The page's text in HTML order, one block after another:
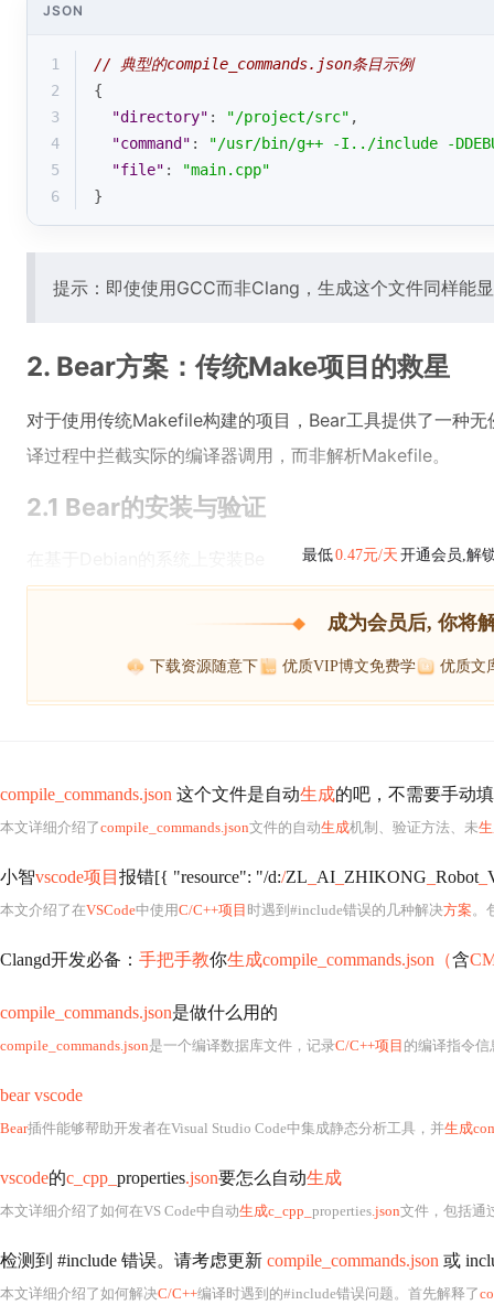
JSON
1
// 典型的compile_commands.json条目示例
2
{
3
"directory" : "/project/src" ,
4
"command" :
"/usr/bin/g++ -I../include -
5
"file" :
"main.cpp"
6
}
提示：即使使用GCC而非Clang，生成这个文件同样能
2. Bear方案：传统Make项目的救星
对于使用传统Makefile构建的项目，Bear工具提供了一种
译过程中拦截实际的编译器调用，而非解析Makefile。
2.1 Bear的安装与验证
最低0.47元/天 开通会员,解
成为会员后, 你将
下载资源随意下 优质VIP博文免费学 优质文
compile_commands.json 这个文件是自动生成的吧，不需要手动
本文详细介绍了compile_commands.json文件的自动生成机制、验证方法、未
小智vscode项目 报错[{ "resource": "/d:/ZL AI ZHIKONG Robot
本文介绍了在VSCode中使用C/C++项目 时遇到#include错误的几种解决方案。
Clangd开发必备： 手把手教你生成compile_commands.json（含
compile_commands.json是做什么用的
compile_commands.json是一个编译数据库文件，记录C/C++项目 的编译指令
bear vscode
Bear插件能够帮助开发者在Visual Studio Code中集成静态分析工具，并生成
vscode的c_cpp_ properties.json要怎么自动生成
本文详细介绍了如何在VS Code中自动生成c_cpp_ properties.json文件，包括通
检测到 #include 错误。请考虑更新 compile_commands.json 或
本文详细介绍了如何解决C/C++编译时遇到的#include错误问题。首先解释了